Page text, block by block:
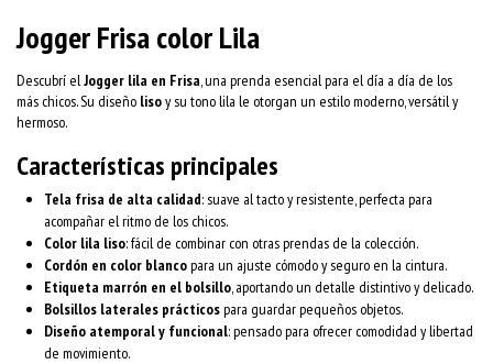
Jogger Frisa color Lila
Descubrí el Jogger lila en Frisa , una prenda esencial para el día a día de los
más chicos. Su diseño lisoy su tono lila le otorgan un estilo moderno, versátil y
hermoso.
Características principales
Tela frisa de alta calidad: suave al tacto y resistente, perfecta para
acompañar el ritmo de los chicos.
Color lila liso: fácil de combinar con otras prendas de la colección.
Cordón en color blancopara un ajuste cómodo y seguro en la cintura.
Etiqueta marrón en el bolsillo , aportando un detalle distintivo y delicado.
Bolsillos laterales prácticospara guardar pequeños objetos.
Diseño atemporal y funcional: pensado para ofrecer comodidad y libertad
de movimiento.